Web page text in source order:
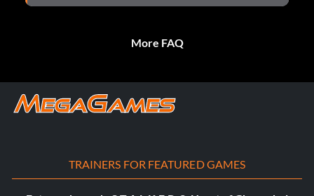
More FAQ
TRAINERS FOR FEATURED GAMES